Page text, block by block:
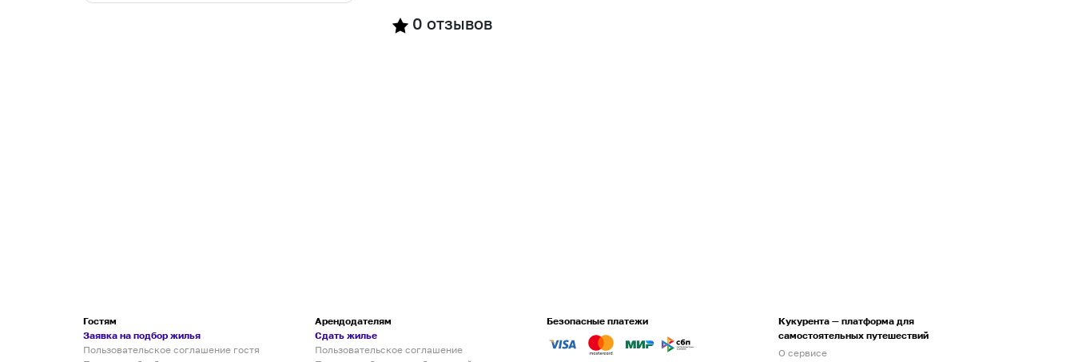
0 отзывов
Гостям
Заявка на подбор жилья
Пользовательское соглашение гостя
Арендодателям
Сдать жилье
Пользовательское соглашение
Безопасные платежи
Кукурента — платформа для
самостоятельных путешествий
О сервисе